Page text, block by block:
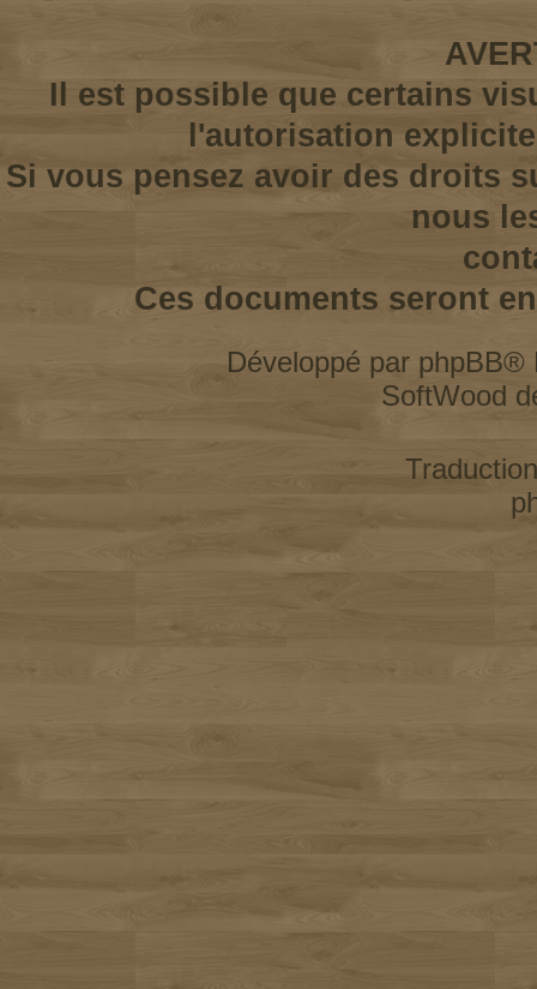
Il est possible que certains
l'autorisation
Si vous pensez avoir des droits
nous
Ces documents seront
Développé par phpBB®
SoftWood